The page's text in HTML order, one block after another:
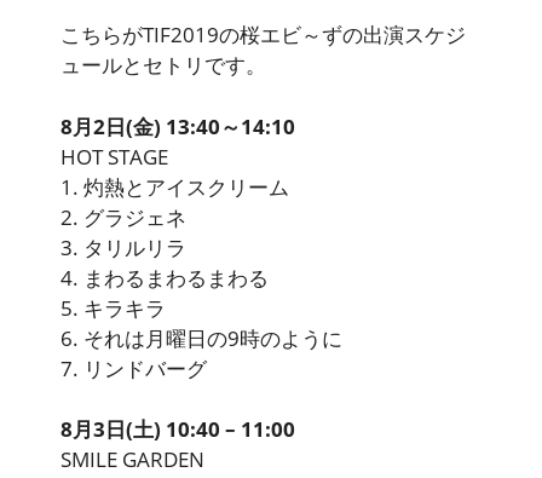
こちらがTIF2019の桜エビ～ずの出演スケジ
ュールとセトリです。
8月2日(金) 13:40～14:10
HOT STAGE
1. 灼熱とアイスクリーム
2. グラジェネ
3. タリルリラ
4. まわるまわるまわる
5. キラキラ
6. それは月曜日の9時のように
7. リンドバーグ
8月3日(土) 10:40 – 11:00
SMILE GARDEN